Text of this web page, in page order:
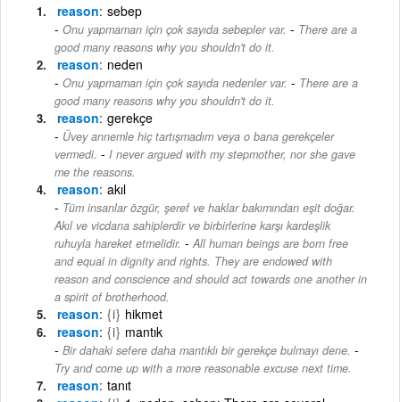
reason sebep
Onu yapmaman için çok sayıda sebepler var. - There are a
good many reasons why you shouldn't do it.
reason neden
Onu yapmaman için çok sayıda nedenler var. - There are a
good many reasons why you shouldn't do it.
reason gerekçe
Üvey annemle hiç tartışmadım veya o bana gerekçeler
vermedi. - I never argued with my stepmother, nor she gave
me the reasons.
reason akıl
Tüm insanlar özgür, şeref ve haklar bakımından eşit doğar.
Akıl ve vicdana sahiplerdir ve birbirlerine karşı kardeşlik
ruhuyla hareket etmelidir. - All human beings are born free
and equal in dignity and rights. They are endowed with
reason and conscience and should act towards one another in
a spirit of brotherhood.
reason {i} hikmet
reason {i} mantık
Bir dahaki sefere daha mantıklı bir gerekçe bulmayı dene. -
Try and come up with a more reasonable excuse next time.
reason tanıt